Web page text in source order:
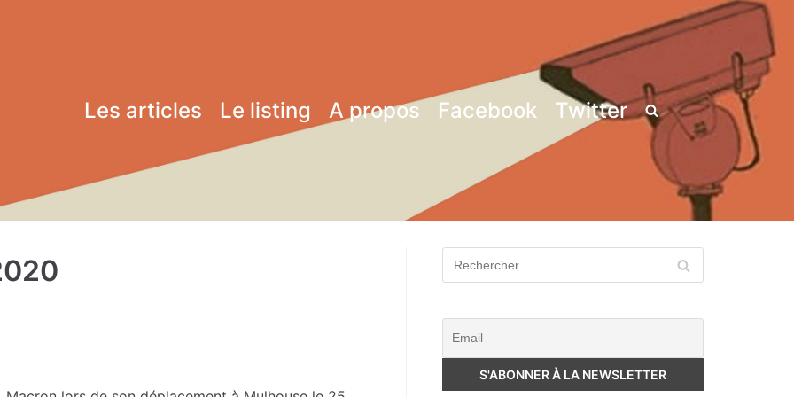
Les articles Le listing A propos Facebook Twitter